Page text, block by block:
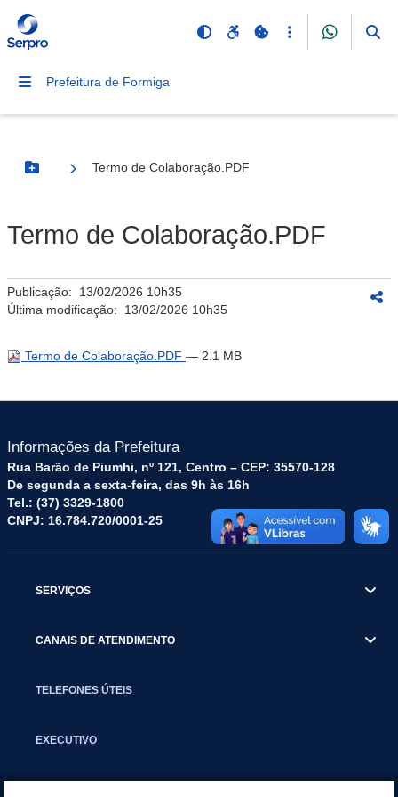
Prefeitura de Formiga
Botão Menu
Termo de Colaboração.PDF
Termo de Colaboração.PDF
Publicação: 13/02/2026 10h35
Última modificação: 13/02/2026 10h35
Termo de Colaboração.PDF — 2.1 MB
Informações da Prefeitura
Rua Barão de Piumhi, nº 121, Centro – CEP: 35570-128
De segunda a sexta-feira, das 9h às 16h
Tel.: (37) 3329-1800
CNPJ: 16.784.720/0001-25
SERVIÇOS
CANAIS DE ATENDIMENTO
TELEFONES ÚTEIS
EXECUTIVO